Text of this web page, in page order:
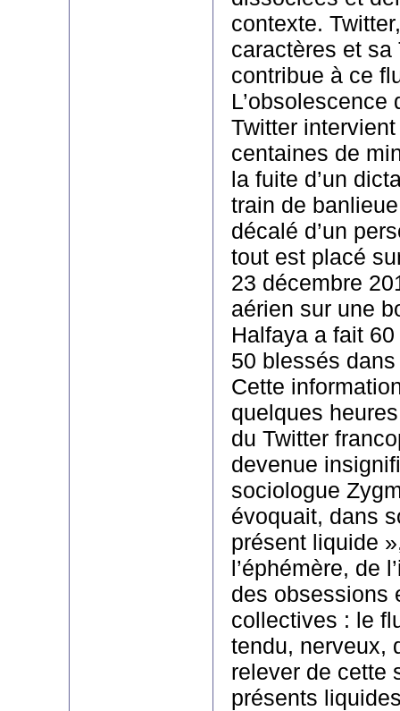
contexte.
caractères et sa
contribue à ce
L’obsolescence
Twitter
centaines de
la fuite d’un
train de
décalé d’un
tout est placé
23 décembre
aérien sur une
Halfaya a fait
50 blessés
Cette
quelques
du Twitter
devenue
sociologue
évoquait, dans
présent liquide
l’éphémère, de
des obsessions
collectives : le
tendu, nerveux,
relever de cette
présents